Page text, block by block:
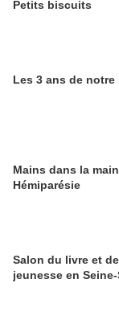
Petits biscuits
Les 3 ans de notre
Mains dans la
Hémiparésie
Salon du livre et
jeunesse en